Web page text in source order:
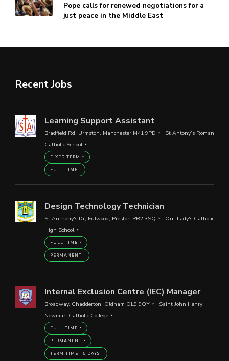
Pope calls for renewed negotiations for a
just peace in the Middle East
Recent Jobs
Learning Support Assistant
Bradfield Rd, Urmston, Manchester M41 9PD
St Antony’s Roman
Catholic School
FIXED TERM
FULL TIME
Design Technology Technician
St Anthony's Dr, Fulwood, Preston PR2 3SQ
Our Lady's Catholic
High School
FULL TIME
PERMANENT
Internal Exclusion Centre (IEC) Manager
Broadway, Chadderton, Oldham OL9 9QY
Saint John Henry
Newman Catholic College
FULL TIME
PERMANENT
TERM TIME +5 DAYS